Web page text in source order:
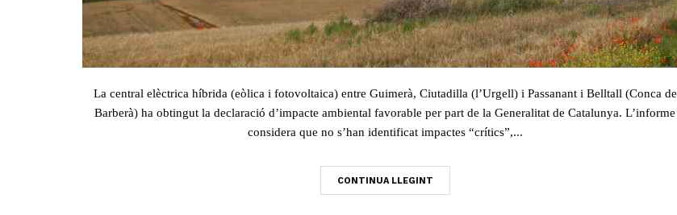
La central elèctrica híbrida (eòlica i fotovoltaica) entre Guimerà, Ciutadilla (l’Urgell) i Passanant i Belltall (Conca de
Barberà) ha obtingut la declaració d’impacte ambiental favorable per part de la Generalitat de Catalunya. L’informe
considera que no s’han identificat impactes “crítics”,...
CONTINUA LLEGINT